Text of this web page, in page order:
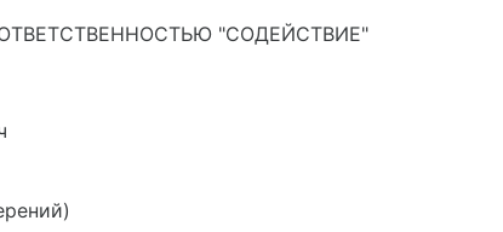
"СОДЕЙСТВИЕ"